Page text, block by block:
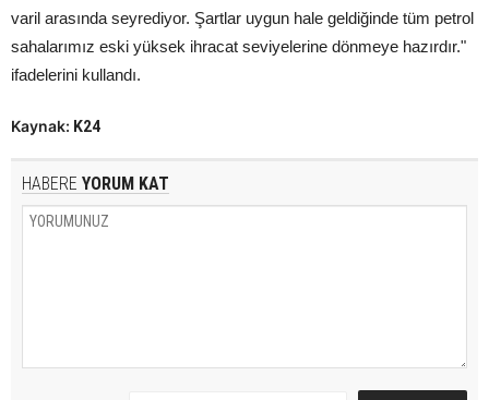
varil arasında seyrediyor. Şartlar uygun hale geldiğinde tüm petrol
sahalarımız eski yüksek ihracat seviyelerine dönmeye hazırdır."
ifadelerini kullandı.
Kaynak: K24
HABERE YORUM KAT